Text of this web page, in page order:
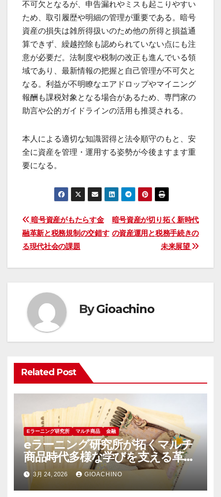
不可欠となるが、申告漏れやミスも起こりやすい
ため、取引履歴や明細の管理が重要である。暗号
資産の損失は雑所得扱いのため他の所得と損益通
算できず、繰越控除も認められていない点にも注
意が必要だ。法制度や税制の改正も進んでいる領
域であり、最新情報の把握と自己管理が不可欠と
なる。利益が不明瞭なエアドロップやマイニング
報酬も課税対象となる場合があるため、専門家の
助言や公的ガイドラインの活用も推奨される。
本人による適切な知識習得と法令順守のもと、安
全に資産を管理・運用する姿勢が今後ますます重
要になる。
投
稿
ナ
ゲ
ー
シ
ョ
ン
暗号資産が切り拓く新時代
の資産運用と税務手続きの
未来展望
暗号資産がもたらす金
融革新と税務規制の交錯す
る現代社会の課題
ByGioachino
Related Post
Eラーニング研究所 マルチ商品 金融
eラーニング研究所が拓くマルチ
商品時代多様な学びを支える革新
の軌跡
3月 24, 2026 GIOACHINO